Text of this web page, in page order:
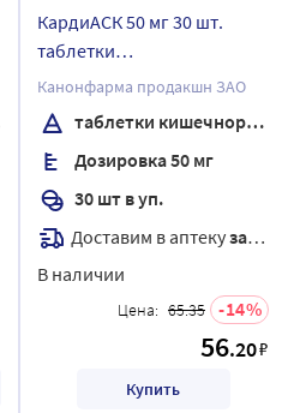
КардиАСК 50 мг 30 шт.
таблетки
кишечнорастворимые,
покрытые пленочной
оболочкой
Канонфарма продакшн ЗАО
таблетки кишечнорастворимые , покрытые пленочной оболочкой
Дозировка 50 мг
30 шт в уп.
Доставим в аптекузавтра
В наличии
Цена: 65.35 14
56.20₽
Купить